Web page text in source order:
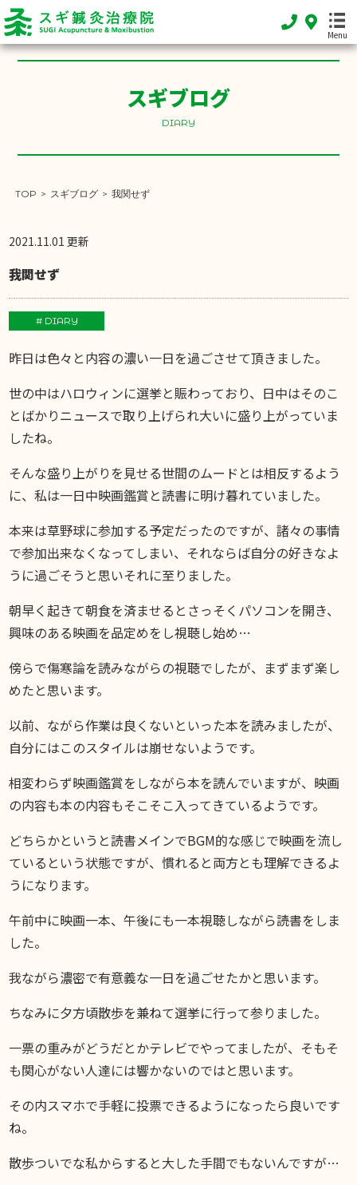
Menu
ホーム
HOME
スギブログ
DIARY
スギブログ
DIARY
TOP > スギブログ > 我関せず
2021.11.01 更新
我関せず
# DIARY
昨日は色々と内容の濃い一日を過ごさせて頂きました。
世の中はハロウィンに選挙と賑わっており、日中はそのこ
とばかりニュースで取り上げられ大いに盛り上がっていま
したね。
そんな盛り上がりを見せる世間のムードとは相反するよう
に、私は一日中映画鑑賞と読書に明け暮れていました。
本来は草野球に参加する予定だったのですが、諸々の事情
で参加出来なくなってしまい、それならば自分の好きなよ
うに過ごそうと思いそれに至りました。
朝早く起きて朝食を済ませるとさっそくパソコンを開き、
興味のある映画を品定めをし視聴し始め…
傍らで傷寒論を読みながらの視聴でしたが、まずまず楽し
めたと思います。
以前、ながら作業は良くないといった本を読みましたが、
自分にはこのスタイルは崩せないようです。
相変わらず映画鑑賞をしながら本を読んでいますが、映画
の内容も本の内容もそこそこ入ってきているようです。
どちらかというと読書メインでBGM的な感じで映画を流し
ているという状態ですが、慣れると両方とも理解できるよ
うになります。
午前中に映画一本、午後にも一本視聴しながら読書をしま
した。
我ながら濃密で有意義な一日を過ごせたかと思います。
ちなみに夕方頃散歩を兼ねて選挙に行って参りました。
一票の重みがどうだとかテレビでやってましたが、そもそ
も関心がない人達には響かないのではと思います。
その内スマホで手軽に投票できるようになったら良いです
ね。
散歩ついでな私からすると大した手間でもないんですが…